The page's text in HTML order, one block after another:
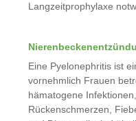
Langzeitprophylaxe
Eine Pyelonephritis ist
vornehmlich Frauen
hämatogene
Rückenschmerzen,